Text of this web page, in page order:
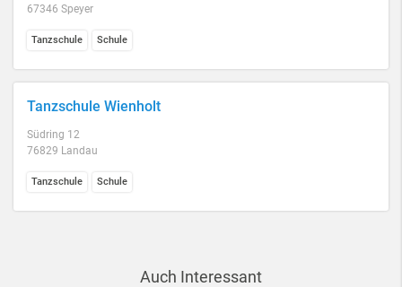
67346 Speyer
Tanzschule Schule
Tanzschule Wienholt
Südring 12
76829 Landau
Tanzschule Schule
Auch Interessant